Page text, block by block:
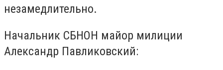
незамедлительно.
Начальник СБНОН майор милиции
Александр Павликовский: